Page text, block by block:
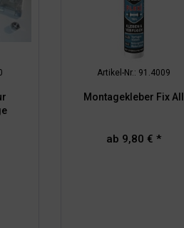
Artikel-Nr.: 91.4009
Montagekleber Fix All
ab 9,80 € *